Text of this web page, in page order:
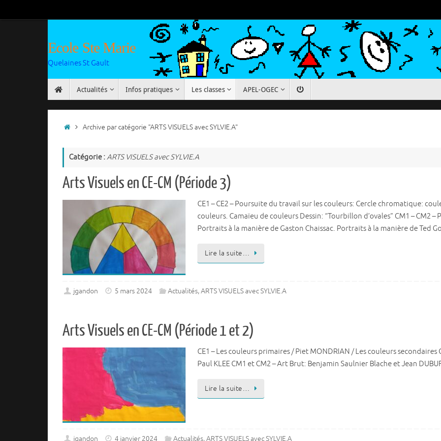
au
Ecole Ste Marie
Quelaines St Gault
Actualités Infos pratiques Les classes APEL-OGEC
Accueil
Archive par catégorie "ARTS VISUELS avec SYLVIE.A"
Catégorie :ARTS VISUELS avec SYLVIE.A
Arts Visuels en CE-CM (Période 3)
CE1 – CE2 – Poursuite du travail sur les couleurs: Cercle chromatique:
couleurs. Camaïeu de couleurs Dessin: “Tourbillon d’ovales” CM1 – CM2
Portraits à la manière de Gaston Chaissac. Portraits à la manière de Ted
Lire la suite…
jgandon 5 mars 2024 Actualités,ARTS VISUELS avec SYLVIE.A
Arts Visuels en CE-CM (Période 1 et 2)
CE1 – Les couleurs primaires / Piet MONDRIAN / Les couleurs
Paul KLEE CM1 et CM2 – Art Brut: Benjamin Saulnier Blache et Jean
Lire la suite…
jgandon 4 janvier 2024 Actualités,ARTS VISUELS avec SYLVIE.A